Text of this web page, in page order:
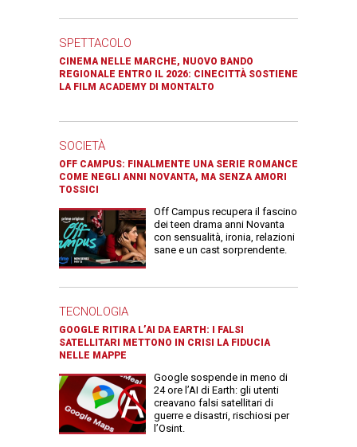
SPETTACOLO
CINEMA NELLE MARCHE, NUOVO BANDO
REGIONALE ENTRO IL 2026: CINECITTÀ SOSTIENE
LA FILM ACADEMY DI MONTALTO
SOCIETÀ
OFF CAMPUS: FINALMENTE UNA SERIE ROMANCE
COME NEGLI ANNI NOVANTA, MA SENZA AMORI
TOSSICI
Off Campus recupera il fascino
dei teen drama anni Novanta
con sensualità, ironia, relazioni
sane e un cast sorprendente.
TECNOLOGIA
GOOGLE RITIRA L’AI DA EARTH: I FALSI
SATELLITARI METTONO IN CRISI LA FIDUCIA
NELLE MAPPE
Google sospende in meno di
24 ore l’AI di Earth: gli utenti
creavano falsi satellitari di
guerre e disastri, rischiosi per
l’Osint.